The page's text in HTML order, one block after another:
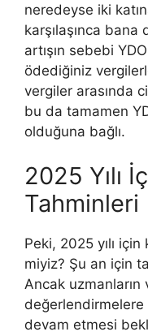
neredeyse iki
karşılaşınca bana
artışın sebebi
ödediğiniz
vergiler arasında
bu da tamamen
olduğuna bağlı.
2025 Yılı
Tahminleri
Peki, 2025 yılı
miyiz? Şu an için
Ancak uzmanların
değerlendirmelere
devam etmesi